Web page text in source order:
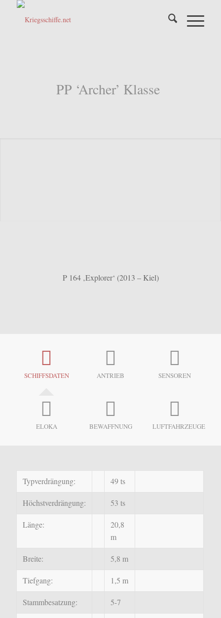
PP ‘Archer’ Klasse
P 164 ‚Explorer‘ (2013 – Kiel)
SCHIFFSDATEN ANTRIEB SENSOREN
ELOKA BEWAFFNUNG LUFTFAHRZEUGE
Typverdrängung: 49 ts
Höchstverdrängung: 53 ts
Länge:
20,8
m
Breite: 5,8 m
Tiefgang: 1,5 m
Stammbesatzung: 5-7